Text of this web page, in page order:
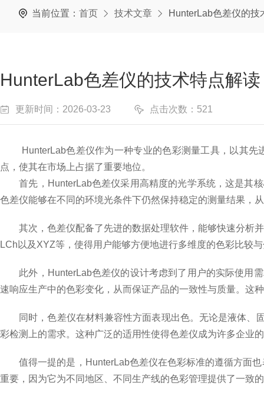
当前位置： 首页 技术文章 HunterLab色差仪的技
HunterLab色差仪的技术特点解读
更新时间：2026-03-23 点击次数：521
HunterLab色差仪作为一种专业的色彩测量工具，以其先
点，使其在市场上占据了重要地位。
首先，HunterLab色差仪采用高精度的光学系统，这是其核
色差仪能够在不同的环境光条件下仍然保持稳定的测量结果，
其次，色差仪配备了先进的数据处理软件，能够快速分析并
LCh以及XYZ等，使得用户能够方便地进行多维度的色彩比较
此外，HunterLab色差仪的设计考虑到了用户的实际使用需
速响应生产中的色彩变化，从而保证产品的一致性与质量。这
同时，色差仪在材料兼容性方面表现出色。无论是液体、固
彩检测上的需求。这种广泛的适用性使得色差仪成为许多企业
值得一提的是，HunterLab色差仪在色彩标准的遵循方面也
重要，因为它为不同地区、不同生产线的色彩管理提供了一致